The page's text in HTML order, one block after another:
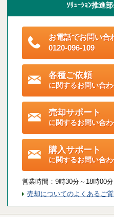
ｿﾘｭｰｼｮﾝ推進
お電話でお問い合
0120-096-109
各種ご依頼
に関するお問い合
売却サポート
に関するお問い合
購入サポート
に関するお問い合
営業時間： 9時30分～18時00
売却についてのよくあるご